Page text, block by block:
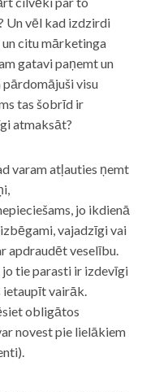
Un vēl kad izdzirdi
citu mārketinga
gatavi paņemt un
pārdomājuši visu
tas šobrīd ir
atmaksāt?
varam atļauties ņemt
jo ikdienā
vajadzīgi vai
apdraudēt veselību.
jo tie parasti ir izdevīgi
ietaupīt vairāk.
obligātos
novest pie lielākiem